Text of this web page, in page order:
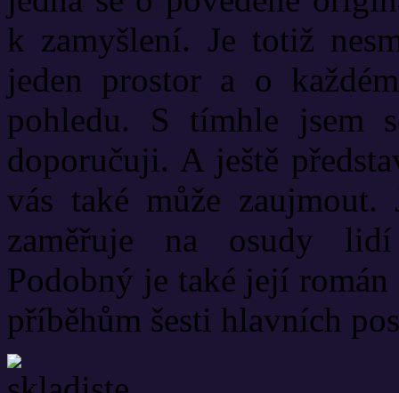
k zamyšlení. Je totiž
jeden prostor a o
pohledu. S tímhle jsem
doporučuji. A ještě
vás také může
zaměřuje na osudy
Podobný je také její
příběhům šesti hlavních